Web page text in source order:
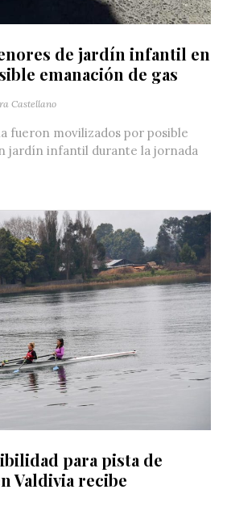
de jardín infantil en
emanación de gas
Castellano
fueron movilizados por posible
jardín infantil durante la jornada
para pista de
Valdivia recibe